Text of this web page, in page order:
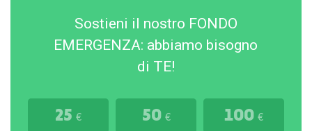
Sostieni il nostro FONDO
EMERGENZA: abbiamo bisogno
di TE!
25 € 50 € 100 €